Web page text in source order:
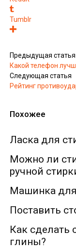
Tumblr
Предыдущая статья
Какой телефон
Следующая статья
Рейтинг
Похожее
Ласка для
Можно ли
ручной
Машинка
Поставить
Как сделать
глины?